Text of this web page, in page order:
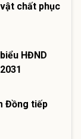
chất phục
HĐND
Đồng tiếp